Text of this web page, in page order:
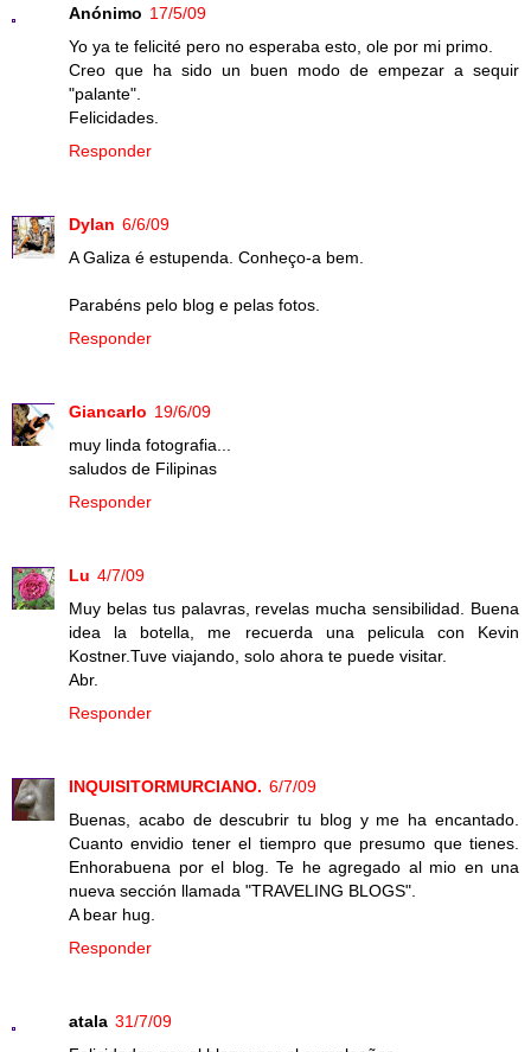
Anónimo 17/5/09
Yo ya te felicité pero no esperaba esto, ole por mi primo.
Creo que ha sido un buen modo de empezar a sequir
"palante".
Felicidades.
Responder
Dylan 6/6/09
A Galiza é estupenda. Conheço-a bem.
Parabéns pelo blog e pelas fotos.
Responder
Giancarlo 19/6/09
muy linda fotografia...
saludos de Filipinas
Responder
Lu 4/7/09
Muy belas tus palavras, revelas mucha sensibilidad. Buena
idea la botella, me recuerda una pelicula con Kevin
Kostner.Tuve viajando, solo ahora te puede visitar.
Abr.
Responder
INQUISITORMURCIANO. 6/7/09
Buenas, acabo de descubrir tu blog y me ha encantado.
Cuanto envidio tener el tiempro que presumo que tienes.
Enhorabuena por el blog. Te he agregado al mio en una
nueva sección llamada "TRAVELING BLOGS".
A bear hug.
Responder
atala 31/7/09